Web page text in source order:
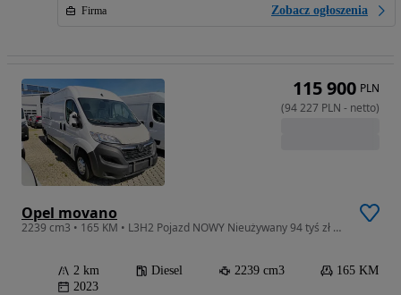
Firma Zobacz ogłoszenia
Opel movano
2239 cm3 • 165 KM • L3H2 Pojazd NOWY Nieużywany 94 tyś zł netto
2 km Diesel 2239 cm3
165 KM
2023
115 900 PLN
(94 227 PLN - netto)